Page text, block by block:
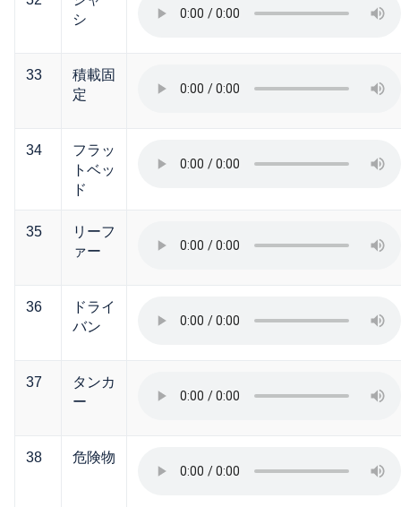
シ
33
積載固
定
34
フラッ
トベッ
ド
35
リーフ
ァー
36
ドライ
バン
37
タンカ
ー
38 危険物